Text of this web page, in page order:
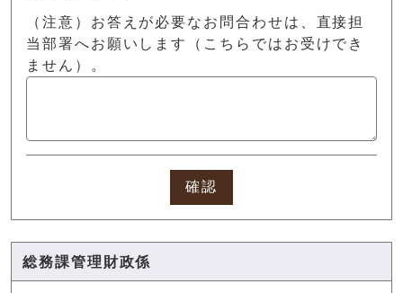
（注意）お答えが必要なお問合わせは、直接担
当部署へお願いします（こちらではお受けでき
ません）。
確認
総務課管理財政係